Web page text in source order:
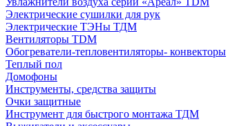
Электрические сушилки для рук
Электрические ТЭНы ТДМ
Вентиляторы TDM
Обогреватели-тепловентиляторы- конвекторы
Теплый пол
Домофоны
Инструменты, средства защиты
Очки защитные
Инструмент для быстрого монтажа ТДМ